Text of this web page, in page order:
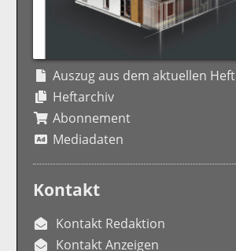
Auszug aus dem aktuellen Heft
Heftarchiv
Abonnement
Mediadaten
Kontakt
Kontakt Redaktion
Kontakt Anzeigen